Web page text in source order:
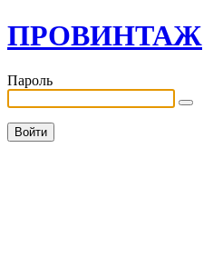
ПРОВИНТАЖ
Пароль